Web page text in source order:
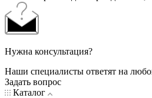
Нужна консультация?
Наши специалисты ответят на
Задать вопрос
Каталог